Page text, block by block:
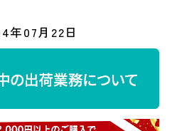
年07月22日